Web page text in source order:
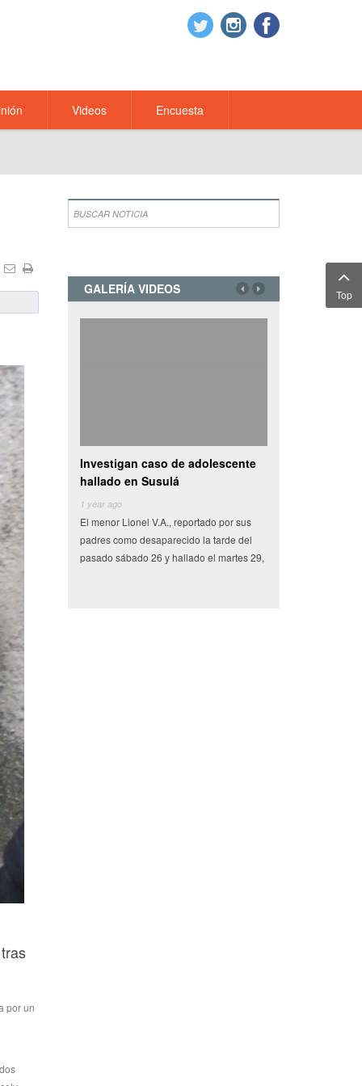
Videos Encuesta
por un
GALERÍA VIDEOS
caso de adolescente
en Susulá
Lionel V.A., reportado por sus
desaparecido la tarde del
sábado 26 y hallado el martes 29,
Camioneta con vegetales choca y
se vuelva en centro de
Miles de pesos en frutas y verduras que
tenían como destino el municipio de
Conkal se perdieron en un siniestro vial
Top